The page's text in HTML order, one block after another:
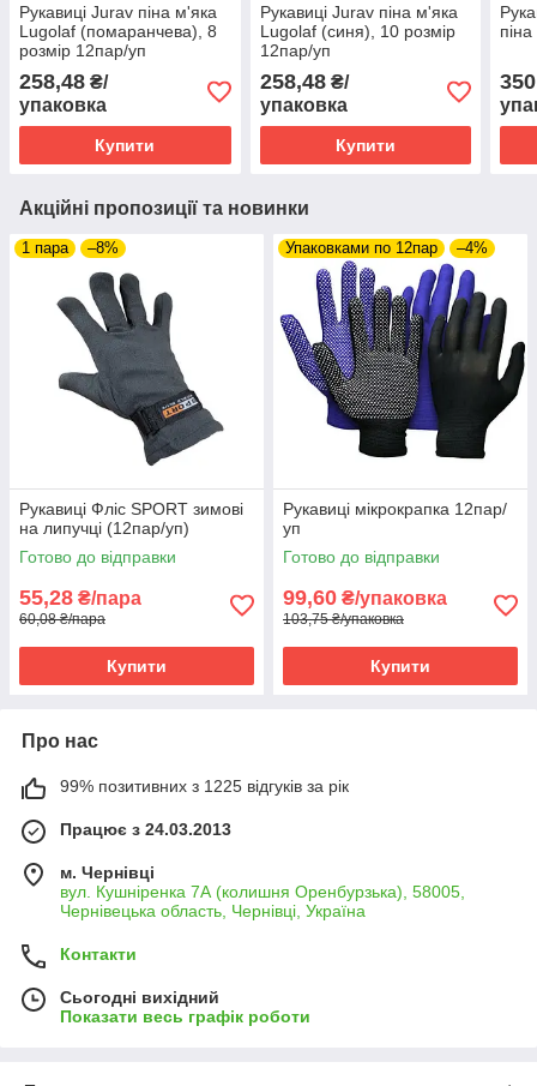
Рукавиці Jurav піна м'яка
Lugolaf (помаранчева), 8
розмір 12пар/уп
258,48 ₴/
упаковка
Купити
Рукавиці Jurav піна м'яка
Lugolaf (синя), 10 розмір
12пар/уп
258,48₴/
упаковка
Купити
Акційні пропозиції та новинки
1 пара –8%
Рукавиці Фліс SPORT зимові
на липучці (12пар/уп)
Готово до відправки
55,28 ₴/пара
60,08 ₴/пара
Купити
Упаковками по 12пар –4%
Рукавиці мікрокрапка 12пар/
уп
Готово до відправки
99,60 ₴/упаковка
103,75 ₴/упаковка
Купити
Про нас
99% позитивних з 1225 відгуків за рік
Працює з 24.03.2013
м. Чернівці
вул. Кушніренка 7А (колишня Оренбурзька), 58005,
Чернівецька область, Чернівці, Україна
Контакти
Сьогодні вихідний
Показати весь графік роботи